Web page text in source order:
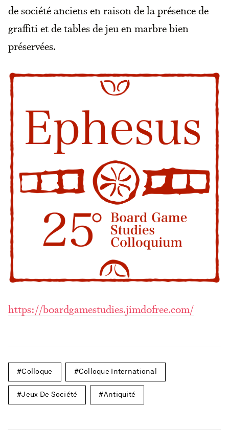
de société anciens en raison de la présence de
graffiti et de tables de jeu en marbre bien
préservées.
https://boardgamestudies.jimdofree.com/
Colloque Colloque International
Jeux De Société Antiquité